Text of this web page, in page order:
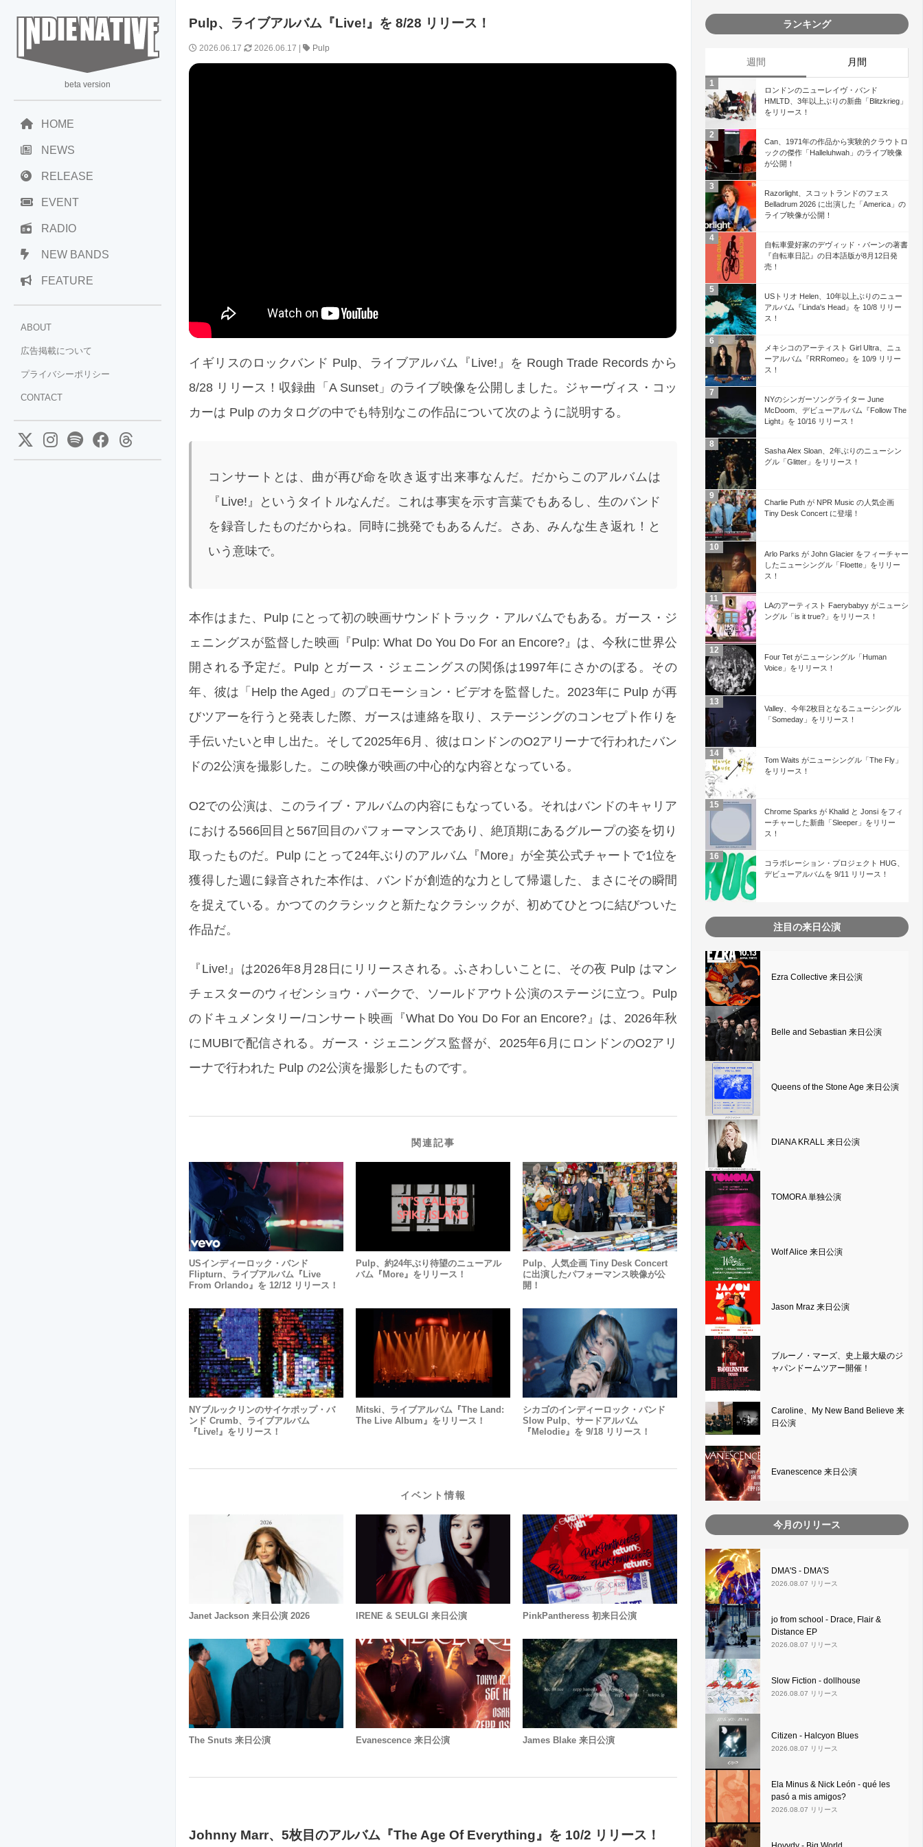
beta version
HOME
NEWS
RELEASE
EVENT
RADIO
NEW BANDS
FEATURE
ABOUT
広告掲載について
プライバシーポリシー
CONTACT
Pulp、ライブアルバム『Live!』を 8/28 リリース！
2026.06.17 2026.06.17 | Pulp
イギリスのロックバンド Pulp、ライブアルバム『Live!』を Rough Trade Records から
8/28 リリース！収録曲「A Sunset」のライブ映像を公開しました。ジャーヴィス・コッ
カーは Pulp のカタログの中でも特別なこの作品について次のように説明する。
コンサートとは、曲が再び命を吹き返す出来事なんだ。だからこのアルバムは
『Live!』というタイトルなんだ。これは事実を示す言葉でもあるし、生のバンド
を録音したものだからね。同時に挑発でもあるんだ。さあ、みんな生き返れ！と
いう意味で。
本作はまた、Pulp にとって初の映画サウンドトラック・アルバムでもある。ガース・ジ
ェニングスが監督した映画『Pulp: What Do You Do For an Encore?』は、今秋に世界公
開される予定だ。Pulp とガース・ジェニングスの関係は1997年にさかのぼる。その
年、彼は「Help the Aged」のプロモーション・ビデオを監督した。2023年に Pulp が再
びツアーを行うと発表した際、ガースは連絡を取り、ステージングのコンセプト作りを
手伝いたいと申し出た。そして2025年6月、彼はロンドンのO2アリーナで行われたバン
ドの2公演を撮影した。この映像が映画の中心的な内容となっている。
O2での公演は、このライブ・アルバムの内容にもなっている。それはバンドのキャリア
における566回目と567回目のパフォーマンスであり、絶頂期にあるグループの姿を切り
取ったものだ。Pulp にとって24年ぶりのアルバム『More』が全英公式チャートで1位を
獲得した週に録音された本作は、バンドが創造的な力として帰還した、まさにその瞬間
を捉えている。かつてのクラシックと新たなクラシックが、初めてひとつに結びついた
作品だ。
『Live!』は2026年8月28日にリリースされる。ふさわしいことに、その夜 Pulp はマン
チェスターのウィゼンショウ・パークで、ソールドアウト公演のステージに立つ。Pulp
のドキュメンタリー/コンサート映画『What Do You Do For an Encore?』は、2026年秋
にMUBIで配信される。ガース・ジェニングス監督が、2025年6月にロンドンのO2アリ
ーナで行われた Pulp の2公演を撮影したものです。
関連記事
USインディーロック・バンド
Flipturn、ライブアルバム『Live
From Orlando』を 12/12 リリース！
Pulp、約24年ぶり待望のニューアル
バム『More』をリリース！
Pulp、人気企画 Tiny Desk Concert
に出演したパフォーマンス映像が公
開！
NYブルックリンのサイケポップ・バ
ンド Crumb、ライブアルバム
『Live!』をリリース！
Mitski、ライブアルバム『The Land:
The Live Album』をリリース！
シカゴのインディーロック・バンド
Slow Pulp、サードアルバム
『Melodie』を 9/18 リリース！
イベント情報
Janet Jackson 来日公演 2026 IRENE & SEULGI 来日公演 PinkPantheress 初来日公演
The Snuts 来日公演 Evanescence 来日公演 James Blake 来日公演
Johnny Marr、5枚目のアルバム『The Age Of Everything』を 10/2 リリース！
ランキング
週間 月間
ロンドンのニューレイヴ・バンド
HMLTD、3年以上ぶりの新曲「Blitzkrieg」
をリリース！
Can、1971年の作品から実験的クラウトロ
ックの傑作「Halleluhwah」のライブ映像
が公開！
Razorlight、スコットランドのフェス
Belladrum 2026 に出演した「America」の
ライブ映像が公開！
自転車愛好家のデヴィッド・バーンの著書
『自転車日記』の日本語版が8月12日発
売！
USトリオ Helen、10年以上ぶりのニュー
アルバム『Linda's Head』を 10/8 リリー
ス！
メキシコのアーティスト Girl Ultra、ニュ
ーアルバム『RRRomeo』を 10/9 リリー
ス！
NYのシンガーソングライター June
McDoom、デビューアルバム『Follow The
Light』を 10/16 リリース！
Sasha Alex Sloan、2年ぶりのニューシン
グル「Glitter」をリリース！
Charlie Puth が NPR Music の人気企画
Tiny Desk Concert に登場！
Arlo Parks が John Glacier をフィーチャー
したニューシングル「Floette」をリリー
ス！
LAのアーティスト Faerybabyy がニューシ
ングル「is it true?」をリリース！
Four Tet がニューシングル「Human
Voice」をリリース！
Valley、今年2枚目となるニューシングル
「Someday」をリリース！
Tom Waits がニューシングル「The Fly」
をリリース！
Chrome Sparks が Khalid と Jonsi をフィ
ーチャーした新曲「Sleeper」をリリー
ス！
コラボレーション・プロジェクト HUG、
デビューアルバムを 9/11 リリース！
注目の来日公演
Ezra Collective 来日公演
Belle and Sebastian 来日公演
Queens of the Stone Age 来日公演
DIANA KRALL 来日公演
TOMORA 単独公演
Wolf Alice 来日公演
Jason Mraz 来日公演
ブルーノ・マーズ、史上最大級のジ
ャパンドームツアー開催！
Caroline、My New Band Believe 来
日公演
Evanescence 来日公演
今月のリリース
DMA'S - DMA'S
2026.08.07 リリース
jo from school - Drace, Flair &
Distance EP
2026.08.07 リリース
Slow Fiction - dollhouse
2026.08.07 リリース
Citizen - Halcyon Blues
2026.08.07 リリース
Ela Minus & Nick León - qué les
pasó a mis amigos?
2026.08.07 リリース